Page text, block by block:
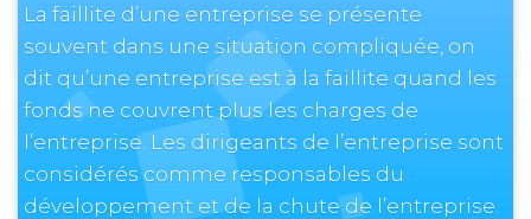
La faillite d’une entreprise se présente
souvent dans une situation compliquée, on
dit qu’une entreprise est à la faillite quand les
fonds ne couvrent plus les charges de
l’entreprise. Les dirigeants de l’entreprise sont
considérés comme responsables du
développement et de la chute de l’entreprise.